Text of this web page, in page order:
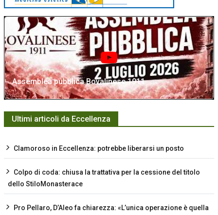
Assemblea pubblica Bovalinese 1911
Ultimi articoli da Eccellenza
Clamoroso in Eccellenza: potrebbe liberarsi un posto
Colpo di coda: chiusa la trattativa per la cessione del titolo
dello StiloMonasterace
Pro Pellaro, D’Aleo fa chiarezza: «L’unica operazione è quella